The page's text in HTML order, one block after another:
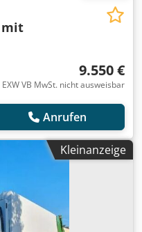
mit
9.550 €
EXW VB MwSt. nicht ausweisbar
Anrufen
Kleinanzeige